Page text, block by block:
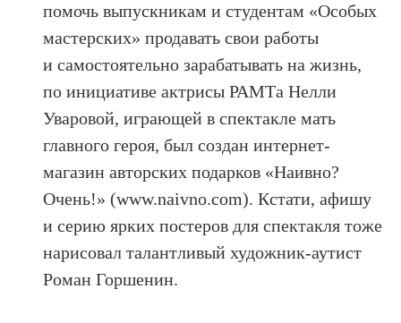
помочь выпускникам и студентам «Особых
мастерских» продавать свои работы
и самостоятельно зарабатывать на жизнь,
по инициативе актрисы РАМТа Нелли
Уваровой, играющей в спектакле мать
главного героя, был создан интернет-
магазин авторских подарков «Наивно?
Очень!» (www.naivno.com). Кстати, афишу
и серию ярких постеров для спектакля тоже
нарисовал талантливый художник-аутист
Роман Горшенин.